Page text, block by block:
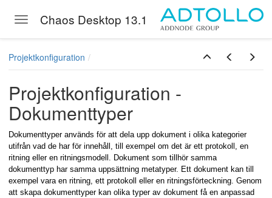
Toggle navigation
Chaos Desktop 13.1
Projektkonfiguration
Projektkonfiguration -
Dokumenttyper
Dokumenttyper används för att dela upp dokument i olika kategorier
utifrån vad de har för innehåll, till exempel om det är ett protokoll, en
ritning eller en ritningsmodell. Dokument som tillhör samma
dokumenttyp har samma uppsättning metatyper. Ett dokument kan till
exempel vara en ritning, ett protokoll eller en ritningsförteckning. Genom
att skapa dokumenttyper kan olika typer av dokument få en anpassad